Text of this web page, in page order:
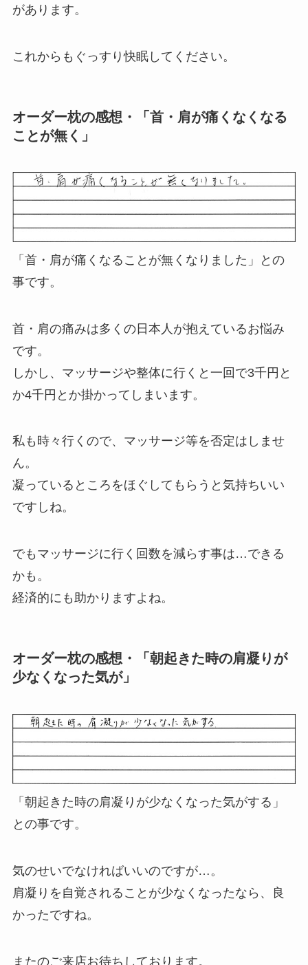
があります。
これからもぐっすり快眠してください。
オーダー枕の感想・「首・肩が痛くなくなる
ことが無く」
「首・肩が痛くなることが無くなりました」との
事です。
首・肩の痛みは多くの日本人が抱えているお悩み
です。
しかし、マッサージや整体に行くと一回で3千円と
か4千円とか掛かってしまいます。
私も時々行くので、マッサージ等を否定はしませ
ん。
凝っているところをほぐしてもらうと気持ちいい
ですしね。
でもマッサージに行く回数を減らす事は…できる
かも。
経済的にも助かりますよね。
オーダー枕の感想・「朝起きた時の肩凝りが
少なくなった気が」
「朝起きた時の肩凝りが少なくなった気がする」
との事です。
気のせいでなければいいのですが…。
肩凝りを自覚されることが少なくなったなら、良
かったですね。
またのご来店お待ちしております。